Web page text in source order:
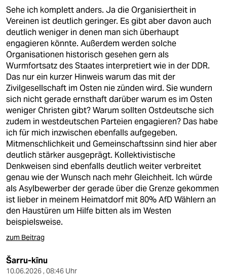
Sehe ich komplett anders. Ja die Organisiertheit in
Vereinen ist deutlich geringer. Es gibt aber davon auch
deutlich weniger in denen man sich überhaupt
engagieren könnte. Außerdem werden solche
Organisationen historisch gesehen gern als
Wurmfortsatz des Staates interpretiert wie in der DDR.
Das nur ein kurzer Hinweis warum das mit der
Zivilgesellschaft im Osten nie zünden wird. Sie wundern
sich nicht gerade ernsthaft darüber warum es im Osten
weniger Christen gibt? Warum sollten Ostdeutsche sich
zudem in westdeutschen Parteien engagieren? Das habe
ich für mich inzwischen ebenfalls aufgegeben.
Mitmenschlichkeit und Gemeinschaftssinn sind hier aber
deutlich stärker ausgeprägt. Kollektivistische
Denkweisen sind ebenfalls deutlich weiter verbreitet
genau wie der Wunsch nach mehr Gleichheit. Ich würde
als Asylbewerber der gerade über die Grenze gekommen
ist lieber in meinem Heimatdorf mit 80% AfD Wählern an
den Haustüren um Hilfe bitten als im Westen
beispielsweise.
zum Beitrag
Šarru-kīnu
10.06.2026 , 08:46 Uhr